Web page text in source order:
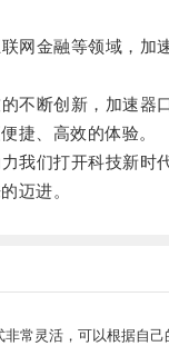
金融等领域，加
断创新，加速器
捷、高效的体验。
们打开科技新时
迈进。
常灵活，可以根据自